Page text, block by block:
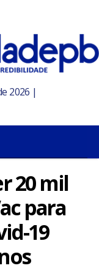
2026 |
20 mil
para
19